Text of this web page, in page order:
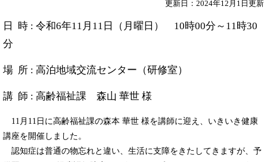
更新日：2024年12月1日更新
日 時 : 令和6年11月11日（月曜日） 10時00分～11時30
分
場 所 : 高泊地域交流センター（研修室）
講 師 : 高齢福祉課 森山 華世 様
​ 11月11日に高齢福祉課の森本 華世 様を講師に迎え、いきいき健康
講座を開催しました。
認知症は普通の物忘れと違い、生活に支障をきたしてきますが、予